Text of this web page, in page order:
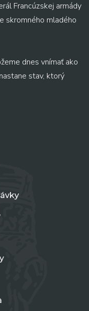
Francúzskej armády
skromného mladého
dnes vnímať ako
stav, ktorý